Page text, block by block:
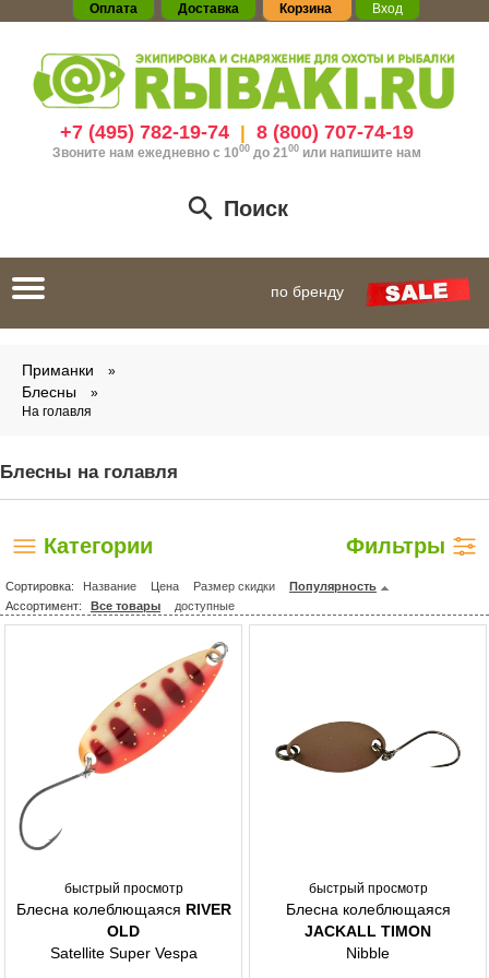
Оплата Доставка Корзина Вход
+7 (495) 782-19-74| 8 (800) 707-74-19
Звоните нам ежедневно с 1000до 21 00 или напишите нам
Поиск
Toggle
navigation
по бренду
Приманки
Блесны
На голавля
Блесны на голавля
Категории Фильтры
Сортировка: Название Цена Размер скидки
Популярность
Ассортимент:
Все товары доступные
быстрый просмотр
Блесна колеблющаяся RIVER
OLD
Satellite Super Vespa
быстрый просмотр
Блесна колеблющаяся
JACKALL TIMON
Nibble